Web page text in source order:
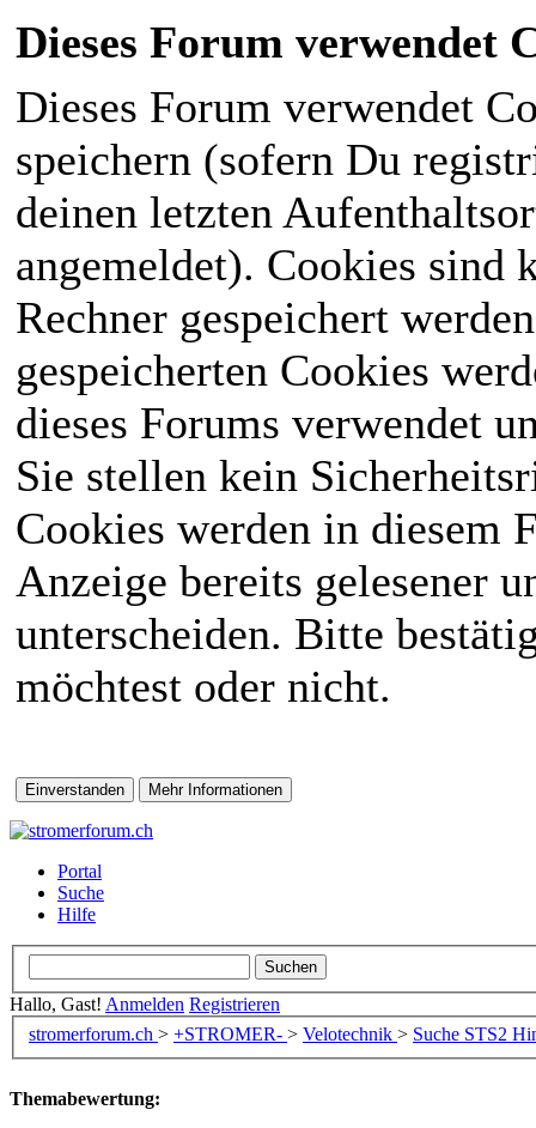
Dieses Forum verwendet
Dieses Forum verwendet
speichern (sofern Du
deinen letzten
angemeldet). Cookies sind
Rechner gespeichert
gespeicherten Cookies
dieses Forums verwendet
Sie stellen kein
Cookies werden in diesem
Anzeige bereits gelesener
unterscheiden. Bitte
möchtest oder nicht.
Portal
Suche
Hilfe
Hallo, Gast! Anmelden Registrieren
stromerforum.ch > +STROMER- > Velotechnik > Suche STS2
Themabewertung: